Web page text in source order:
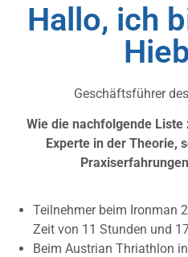
Hallo, ich
Geschäftsführer
Wie die nachfolgende
Experte in der Theorie,
Teilnehmer beim Ironman
Zeit von 11 Stunden und
Beim Austrian Thriathlon